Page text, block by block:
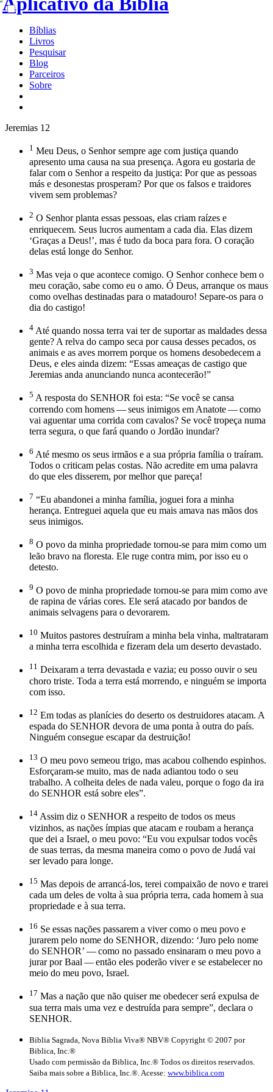
Bíblias
Livros
Pesquisar
Blog
Parceiros
Sobre
Jeremias 12
1 Meu Deus, o Senhor sempre age com justiça quando
apresento uma causa na sua presença. Agora eu gostaria de
falar com o Senhor a respeito da justiça: Por que as pessoas
más e desonestas prosperam? Por que os falsos e traidores
vivem sem problemas?
2 O Senhor planta essas pessoas, elas criam raízes e
enriquecem. Seus lucros aumentam a cada dia. Elas dizem
‘Graças a Deus!’, mas é tudo da boca para fora. O coração
delas está longe do Senhor.
3 Mas veja o que acontece comigo. O Senhor conhece bem o
meu coração, sabe como eu o amo. Ó Deus, arranque os maus
como ovelhas destinadas para o matadouro! Separe-os para o
dia do castigo!
4 Até quando nossa terra vai ter de suportar as maldades dessa
gente? A relva do campo seca por causa desses pecados, os
animais e as aves morrem porque os homens desobedecem a
Deus, e eles ainda dizem: “Essas ameaças de castigo que
Jeremias anda anunciando nunca acontecerão!”
5 A resposta do SENHOR foi esta: “Se você se cansa
correndo com homens — seus inimigos em Anatote — como
vai aguentar uma corrida com cavalos? Se você tropeça numa
terra segura, o que fará quando o Jordão inundar?
6 Até mesmo os seus irmãos e a sua própria família o traíram.
Todos o criticam pelas costas. Não acredite em uma palavra
do que eles disserem, por melhor que pareça!
7 “Eu abandonei a minha família, joguei fora a minha
herança. Entreguei aquela que eu mais amava nas mãos dos
seus inimigos.
8 O povo da minha propriedade tornou-se para mim como um
leão bravo na floresta. Ele ruge contra mim, por isso eu o
detesto.
9 O povo de minha propriedade tornou-se para mim como ave
de rapina de várias cores. Ele será atacado por bandos de
animais selvagens para o devorarem.
10 Muitos pastores destruíram a minha bela vinha, maltrataram
a minha terra escolhida e fizeram dela um deserto devastado.
11 Deixaram a terra devastada e vazia; eu posso ouvir o seu
choro triste. Toda a terra está morrendo, e ninguém se importa
com isso.
12 Em todas as planícies do deserto os destruidores atacam. A
espada do SENHOR devora de uma ponta à outra do país.
Ninguém consegue escapar da destruição!
13 O meu povo semeou trigo, mas acabou colhendo espinhos.
Esforçaram-se muito, mas de nada adiantou todo o seu
trabalho. A colheita deles de nada valeu, porque o fogo da ira
do SENHOR está sobre eles”.
14 Assim diz o SENHOR a respeito de todos os meus
vizinhos, as nações ímpias que atacam e roubam a herança
que dei a Israel, o meu povo: “Eu vou expulsar todos vocês
de suas terras, da mesma maneira como o povo de Judá vai
ser levado para longe.
15 Mas depois de arrancá-los, terei compaixão de novo e trarei
cada um deles de volta à sua própria terra, cada homem à sua
propriedade e à sua terra.
16 Se essas nações passarem a viver como o meu povo e
jurarem pelo nome do SENHOR, dizendo: ‘Juro pelo nome
do SENHOR’ — como no passado ensinaram o meu povo a
jurar por Baal — então eles poderão viver e se estabelecer no
meio do meu povo, Israel.
17 Mas a nação que não quiser me obedecer será expulsa de
sua terra mais uma vez e destruída para sempre”, declara o
SENHOR.
Biblia Sagrada, Nova Bíblia Viva® NBV® Copyright © 2007 por
Biblica, Inc.®
Usado com permissão da Biblica, Inc.® Todos os direitos reservados.
Saiba mais sobre a Biblica, Inc.®. Acesse: www.biblica.com